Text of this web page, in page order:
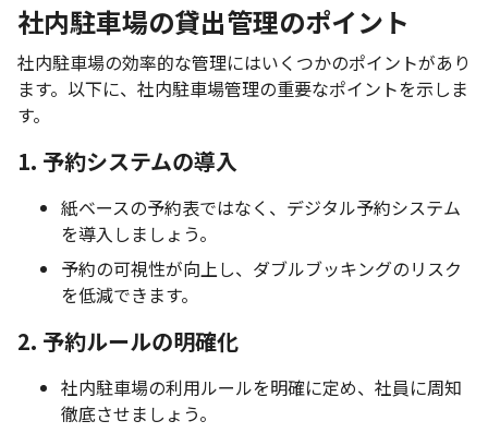
社内駐車場の貸出管理のポイント
社内駐車場の効率的な管理にはいくつかのポイントがあり
ます。以下に、社内駐車場管理の重要なポイントを示しま
す。
1. 予約システムの導入
紙ベースの予約表ではなく、デジタル予約システム
を導入しましょう。
予約の可視性が向上し、ダブルブッキングのリスク
を低減できます。
2. 予約ルールの明確化
社内駐車場の利用ルールを明確に定め、社員に周知
徹底させましょう。